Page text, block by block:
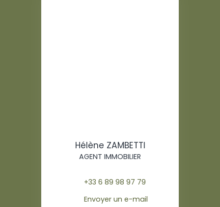
Hélène ZAMBETTI
AGENT IMMOBILIER
+33 6 89 98 97 79
Envoyer un e-mail